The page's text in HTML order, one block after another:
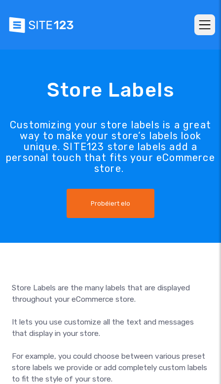
Store Labels
Customizing your store labels is a great
way to make your store’s labels look
unique. SITE123 store labels add a
personal touch that fits your eCommerce
store.
Probéiert elo
Store Labels are the many labels that are displayed
throughout your eCommerce store.
It lets you use customize all the text and messages
that display in your store.
For example, you could choose between various preset
store labels we provide or add completely custom labels
to fit the style of your store.